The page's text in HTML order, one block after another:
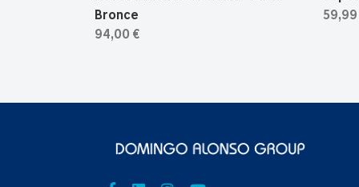
Bronce
94,00 €
59,99